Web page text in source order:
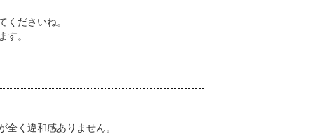
くださいね。
す。
く違和感ありません。